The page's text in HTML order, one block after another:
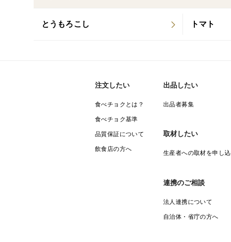
とうもろこし トマト
注文したい
食べチョクとは？
食べチョク基準
品質保証について
飲食店の方へ
出品したい
出品者募集
取材したい
生産者への取材を申し
連携のご相談
法人連携について
自治体・省庁の方へ